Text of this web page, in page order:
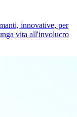
innovative, per
vita all'involucro